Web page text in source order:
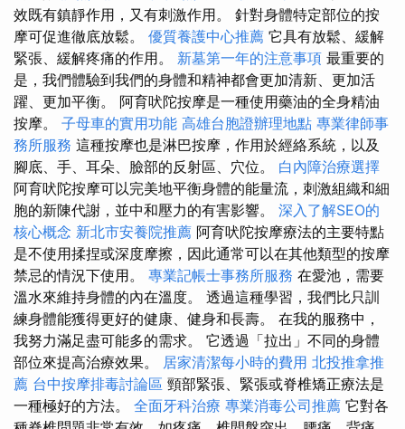
效既有鎮靜作用，又有刺激作用。 針對身體特定部位的按
摩可促進徹底放鬆。 優質養護中心推薦 它具有放鬆、緩解
緊張、緩解疼痛的作用。 新墓第一年的注意事項 最重要的
是，我們體驗到我們的身體和精神都會更加清新、更加活
躍、更加平衡。 阿育吠陀按摩是一種使用藥油的全身精油
按摩。 子母車的實用功能 高雄台胞證辦理地點 專業律師事
務所服務 這種按摩也是淋巴按摩，作用於經絡系統，以及
腳底、手、耳朵、臉部的反射區、穴位。 白內障治療選擇
阿育吠陀按摩可以完美地平衡身體的能量流，刺激組織和細
胞的新陳代謝，並中和壓力的有害影響。 深入了解SEO的
核心概念 新北市安養院推薦 阿育吠陀按摩療法的主要特點
是不使用揉捏或深度摩擦，因此通常可以在其他類型的按摩
禁忌的情況下使用。 專業記帳士事務所服務 在愛池，需要
溫水來維持身體的內在溫度。 透過這種學習，我們比只訓
練身體能獲得更好的健康、健身和長壽。 在我的服務中，
我努力滿足盡可能多的需求。 它透過「拉出」不同的身體
部位來提高治療效果。 居家清潔每小時的費用 北投推拿推
薦 台中按摩排毒討論區 頸部緊張、緊張或脊椎矯正療法是
一種極好的方法。 全面牙科治療 專業消毒公司推薦 它對各